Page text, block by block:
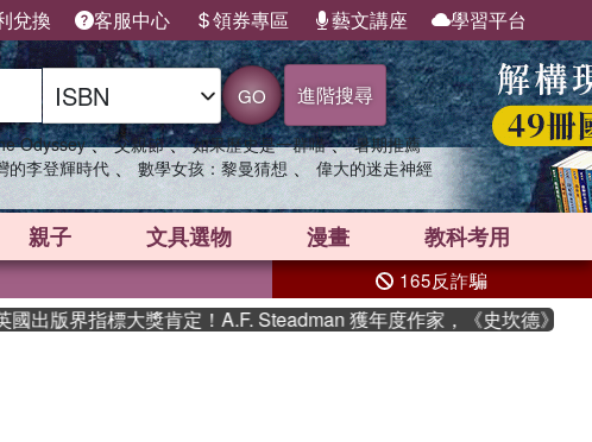
兌換 客服中心 領券專區 藝文講座 學習平台
GO 進階搜尋
Odyssey 、 父親節 、 如果歷史是一群喵 、 暑期推薦
的李登輝時代 、 數學女孩：黎曼猜想 、 偉大的迷走神經
親子 文具選物 漫畫 教科考用
165反詐騙
出版界指標大獎肯定！A.F. Steadman 獲年度作家，《史坎德》系列